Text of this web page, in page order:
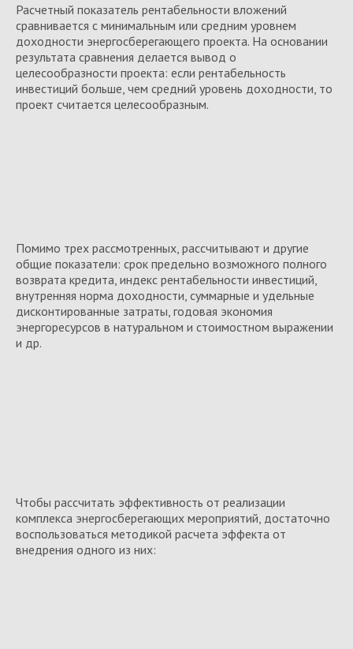
Расчетный показатель рентабельности вложений
сравнивается с минимальным или средним уровнем
доходности энергосберегающего проекта. На основании
результата сравнения делается вывод о
целесообразности проекта: если рентабельность
инвестиций больше, чем средний уровень доходности, то
проект считается целесообразным.
Помимо трех рассмотренных, рассчитывают и другие
общие показатели: срок предельно возможного полного
возврата кредита, индекс рентабельности инвестиций,
внутренняя норма доходности, суммарные и удельные
дисконтированные затраты, годовая экономия
энергоресурсов в натуральном и стоимостном выражении
и др.
Чтобы рассчитать эффективность от реализации
комплекса энергосберегающих мероприятий, достаточно
воспользоваться методикой расчета эффекта от
внедрения одного из них: